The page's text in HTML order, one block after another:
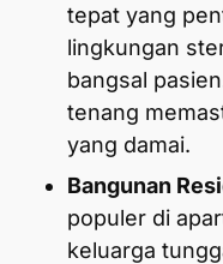
tepat yang
lingkungan
bangsal
tenang
yang damai.
Bangunan
populer di
keluarga